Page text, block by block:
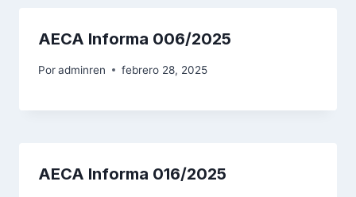
AECA Informa 006/2025
Poradminren febrero 28, 2025
AECA Informa 016/2025